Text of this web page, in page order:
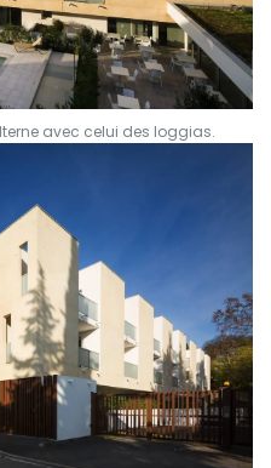
avec celui des loggias.